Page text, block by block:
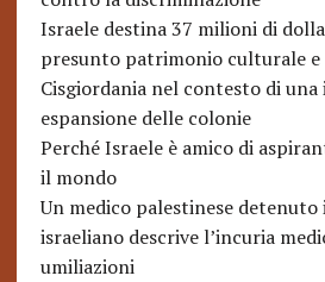
Israele destina 37 milioni di
presunto patrimonio culturale
Cisgiordania nel contesto di
espansione delle colonie
Perché Israele è amico di
il mondo
Un medico palestinese detenuto
israeliano descrive l’incuria
umiliazioni